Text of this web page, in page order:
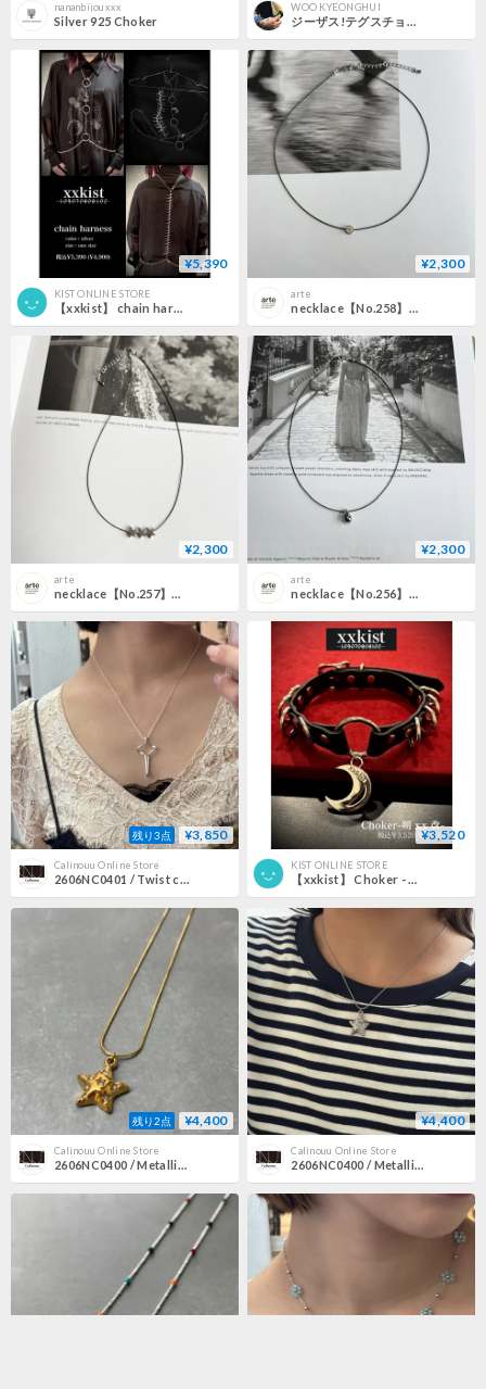
nananbijouxxx
Silver 925 Choker
WOO KYEONGHUI
ジーザス!テグスチョーカー⑤
¥5,390
KIST ONLINE STORE
【xxkist】 chain harness - 拘xx -(K-2606CH)
¥2,300
arte
¥2,300
arte
necklace【No.257】［SUS316L]
¥2,300
arte
necklace【No.256】［SUS316L]
残り3点 ¥3,850
Calinouu Online Store
2606NC0401 / Twist cross design Necklace（Silver）
¥3,520
KIST ONLINE STORE
【xxkist】 Choker - 朔xx改 -(K-2606CK)
残り2点 ¥4,400
Calinouu Online Store
2606NC0400 / Metallic star pendant Necklace（Gold）
¥4,400
Calinouu Online Store
2606NC0400 / Metallic star pendant Necklace（Silver）